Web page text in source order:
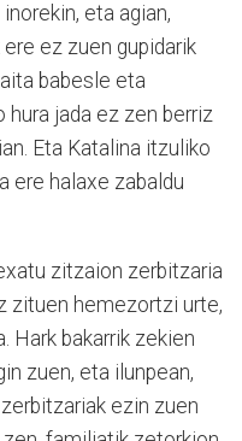
eta agian,
ez zuen gupidarik
babesle eta
jada ez zen berriz
Eta Katalina itzuliko
ere halaxe zabaldu
zitzaion zerbitzaria
zituen hemezortzi urte,
Hark bakarrik zekien
zuen, eta ilunpean,
ezin zuen